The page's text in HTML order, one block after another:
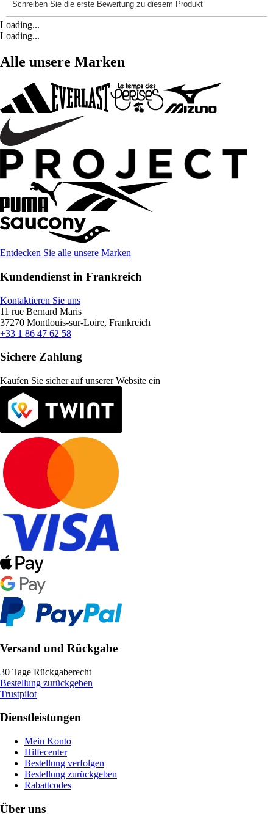
Loading...
Loading...
Alle unsere Marken
Entdecken Sie alle unsere Marken
Kundendienst in Frankreich
Kontaktieren Sie uns
11 rue Bernard Maris
37270 Montlouis-sur-Loire, Frankreich
+33 1 86 47 62 58
Sichere Zahlung
Kaufen Sie sicher auf unserer Website ein
Versand und Rückgabe
30 Tage Rückgaberecht
Bestellung zurückgeben
Trustpilot
Dienstleistungen
Mein Konto
Hilfecenter
Bestellung verfolgen
Bestellung zurückgeben
Rabattcodes
Über uns